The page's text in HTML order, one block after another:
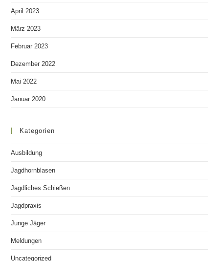
April 2023
März 2023
Februar 2023
Dezember 2022
Mai 2022
Januar 2020
Kategorien
Ausbildung
Jagdhornblasen
Jagdliches Schießen
Jagdpraxis
Junge Jäger
Meldungen
Uncategorized